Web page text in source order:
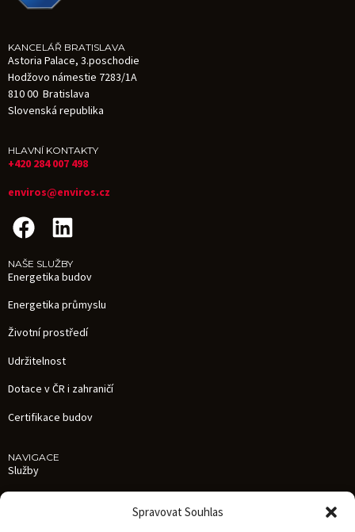
Spravovat Souhlas
KANCELÁŘ BRATISLAVA
Astoria Palace, 3.poschodie
Hodžovo námestie 7283/1A
810 00 Bratislava
Slovenská republika
HLAVNÍ KONTAKTY
+420 284 007 498
enviros@enviros.cz
NAŠE SLUŽBY
Energetika budov
Energetika průmyslu
Životní prostředí
Udržitelnost
Dotace v ČR i zahraničí
Certifikace budov
NAVIGACE
Služby